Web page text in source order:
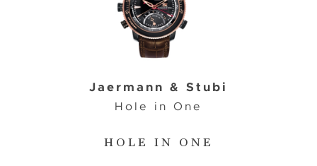
HOLE IN ONE
Jaermann & Stubi
Hole in One